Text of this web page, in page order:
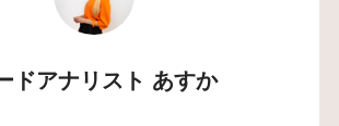
ドアナリスト あすか